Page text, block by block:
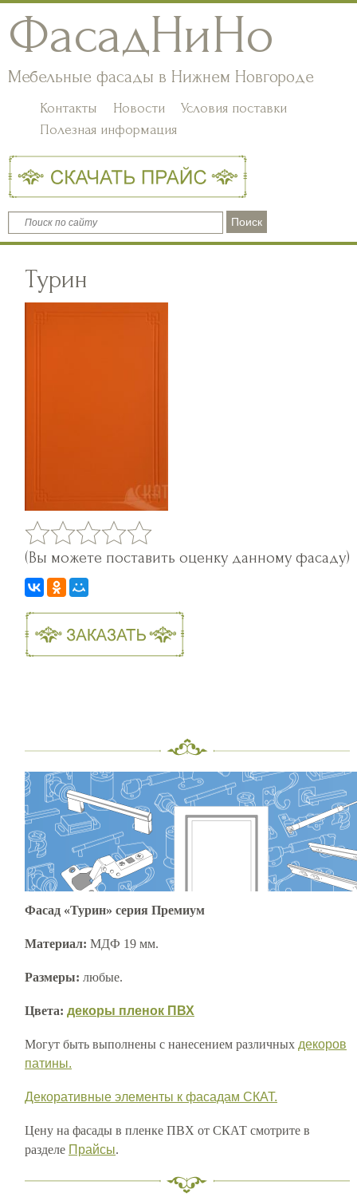
ФасадНиНо
Мебельные фасады в Нижнем Новгороде
Контакты Новости
Условия поставки
Полезная информация
Турин
(Вы можете поставить оценку данному фасаду)
Фасад «Турин» серия Премиум
Материал: МДФ 19 мм.
Размеры: любые.
Цвета: декоры пленок ПВХ
Могут быть выполнены с нанесением различных декоров
патины.
Декоративные элементы к фасадам СКАТ.
Цену на фасады в пленке ПВХ от СКАТ смотрите в
разделе Прайсы.